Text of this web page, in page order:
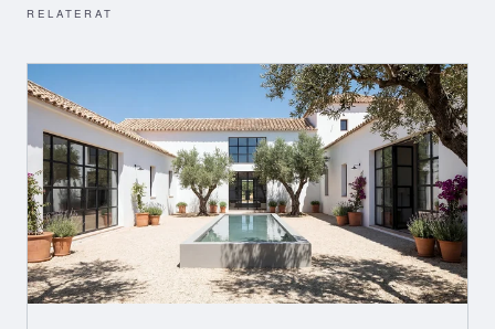
RELATERAT